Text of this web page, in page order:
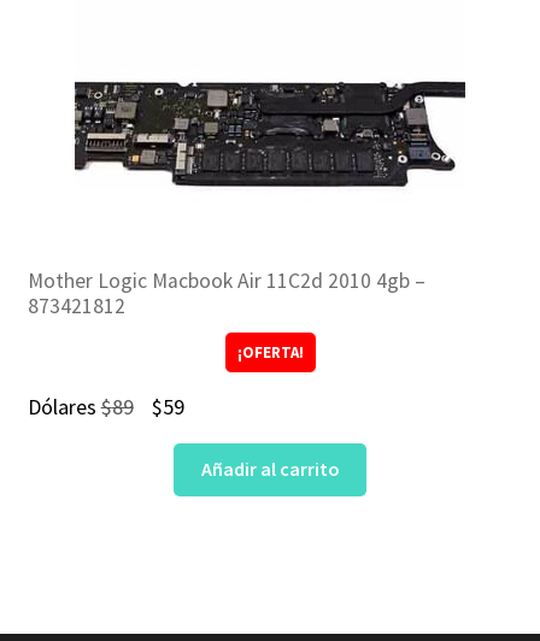
Mother Logic Macbook Air 11C2d 2010 4gb –
873421812
¡OFERTA!
Dólares$89
El
precio
original
$59El
precio
actual
Añadir al carrito